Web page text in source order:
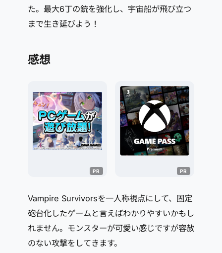
た。最大6丁の銃を強化し、宇宙船が飛び立つ
まで生き延びよう！
感想
Vampire Survivorsを一人称視点にして、固定
砲台化したゲームと言えばわかりやすいかもし
れません。モンスターが可愛い感じですが容赦
のない攻撃をしてきます。